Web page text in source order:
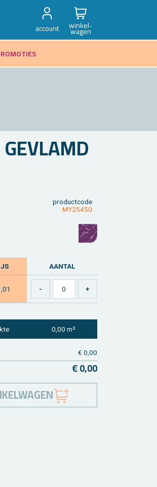
account winkel-
wagen
product­code
MY25450
AAN­TAL
0,00 m²
€ 0,00
€ 0,00